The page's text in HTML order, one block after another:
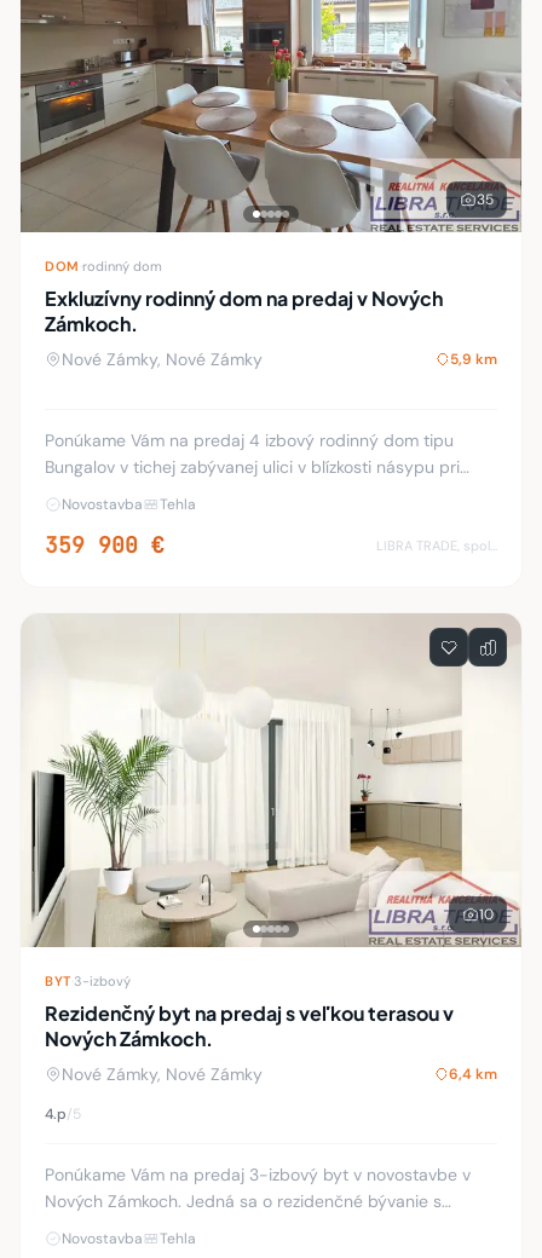
35
DOM rodinný dom
Exkluzívny rodinný dom na predaj v Nových
Zámkoch.
Nové Zámky, Nové Zámky 5,9 km
Ponúkame Vám na predaj 4 izbový rodinný dom tipu
Bungalov v tichej zabývanej ulici v blízkosti násypu pri
rieke Nitra, neďaleko rekreačnej oblasti Sihoť a
Novostavba Tehla
359 900 € LIBRA TRADE, spol.s.r.o.
10
BYT·3-izbový
Rezidenčný byt na predaj s veľkou terasou v
Nových Zámkoch.
Nové Zámky, Nové Zámky 6,4 km
4.p/5
Ponúkame Vám na predaj 3-izbový byt v novostavbe v
Nových Zámkoch. Jedná sa o rezidenčné bývanie s
výťahom vo výbornej lokalite s dobrou občianskou
Novostavba Tehla